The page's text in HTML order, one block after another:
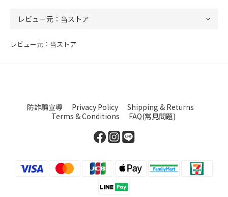
レビュー元：当ストア
防詐騙宣導 Privacy Policy
Shipping & Returns
Terms & Conditions
FAQ(常見問題)